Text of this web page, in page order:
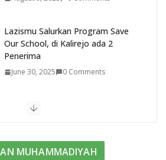
Lazismu Salurkan Program Save
Our School, di Kalirejo ada 2
Penerima
June 30, 2025 0 Comments
Bukan Barak Militer, Sekolah ini
0 Comments
MUHAMMADIYAH